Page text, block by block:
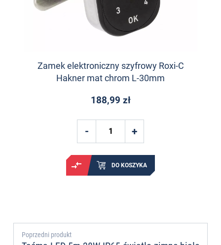
Zamek elektroniczny szyfrowy Roxi-C
Hakner mat chrom L-30mm
188,99 zł
DO KOSZYKA
Poprzedni produkt